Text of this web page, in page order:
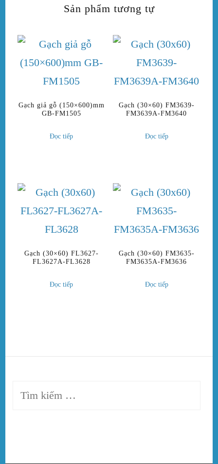
Sản phẩm tương tự
Gạch giả gỗ (150×600)mm
GB-FM1505
Đọc tiếp
Gạch (30×60) FM3639-
FM3639A-FM3640
Đọc tiếp
Gạch (30×60) FL3627-
FL3627A-FL3628
Đọc tiếp
Gạch (30×60) FM3635-
FM3635A-FM3636
Đọc tiếp
Tìm